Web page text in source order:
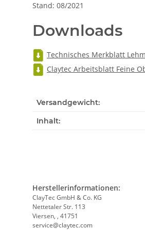
Stand: 08/2021
Downloads
Technisches Merkblatt
Claytec Arbeitsblatt Feine
Versandgewicht:
Inhalt:
Herstellerinformationen:
ClayTec GmbH & Co. KG
Nettetaler Str. 113
Viersen, , 41751
service@claytec.com